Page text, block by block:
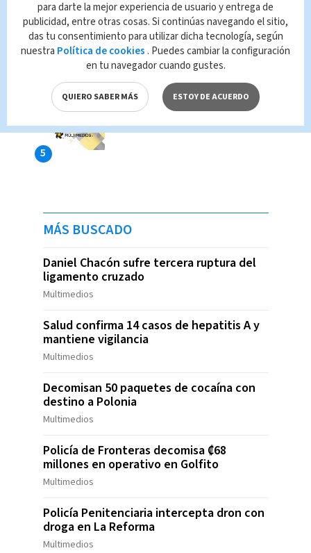
MÁS BUSCADO
Daniel Chacón sufre tercera ruptura del
ligamento cruzado
Multimedios
Salud confirma 14 casos de hepatitis A y
mantiene vigilancia
Multimedios
Decomisan 50 paquetes de cocaína con
destino a Polonia
Multimedios
Policía de Fronteras decomisa ₡68
millones en operativo en Golfito
Multimedios
Policía Penitenciaria intercepta dron con
droga en La Reforma
Multimedios
para darte la mejor experiencia de usuario y entrega de
publicidad, entre otras cosas. Si continúas navegando el sitio,
das tu consentimiento para utilizar dicha tecnología, según
nuestra Política de cookies . Puedes cambiar la configuración
en tu navegador cuando gustes.
QUIERO SABER MÁS ESTOY DE ACUERDO